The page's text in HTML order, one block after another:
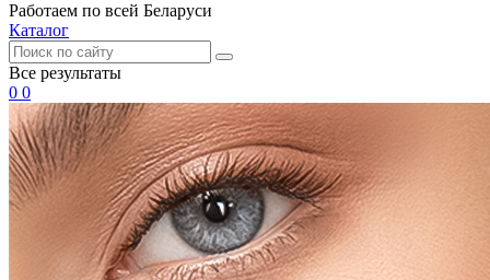
Работаем по всей Беларуси
Каталог
Все результаты
0 0